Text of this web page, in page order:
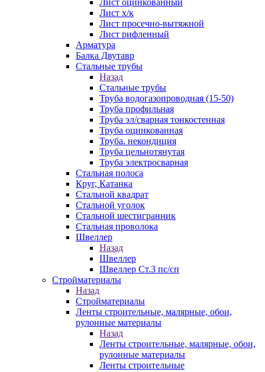
Лист оцинкованный
Лист х/к
Лист просечно-вытяжной
Лист рифленный
Арматура
Балка Двутавр
Стальные трубы
Назад
Стальные трубы
Труба водогазопроводная (15-50)
Труба профильная
Труба эл/сварная тонкостенная
Труба оцинкованная
Труба. некондиция
Труба цельнотянутая
Труба электросварная
Стальная полоса
Круг, Катанка
Стальной квадрат
Стальной уголок
Стальной шестигранник
Стальная проволока
Швеллер
Назад
Швеллер
Швеллер Ст.3 пс/сп
Стройматериалы
Назад
Стройматериалы
Ленты строительные, малярные, обои,
рулонные материалы
Назад
Ленты строительные, малярные, обои,
рулонные материалы
Ленты строительные